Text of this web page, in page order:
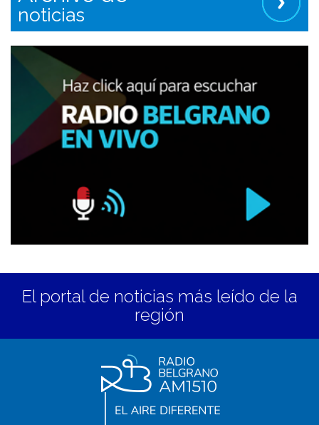
noticias
El portal de noticias más leído de la
región